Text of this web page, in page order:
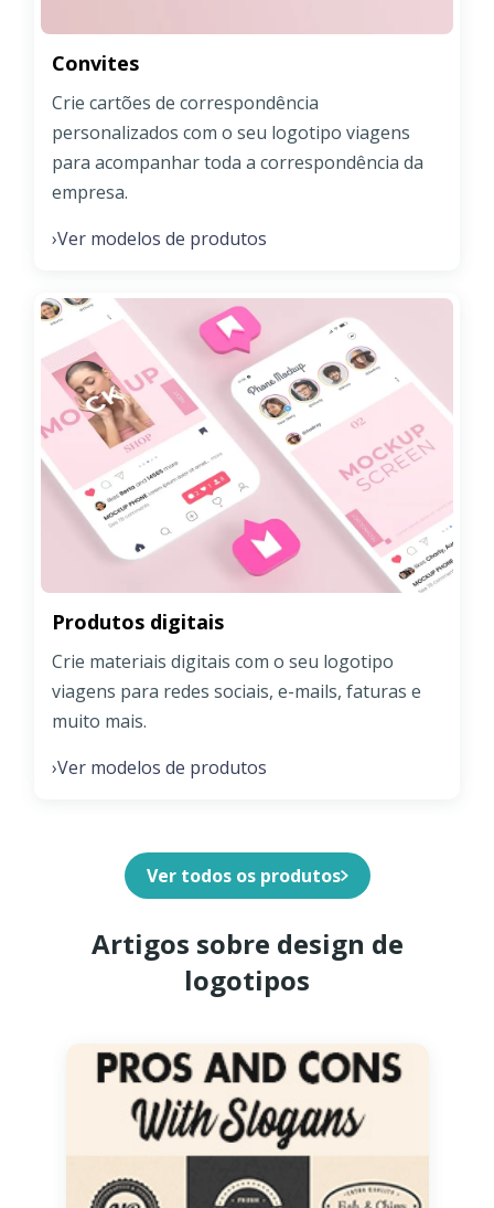
Convites
Crie cartões de correspondência
personalizados com o seu logotipo viagens
para acompanhar toda a correspondência da
empresa.
›Ver modelos de produtos
Produtos digitais
Crie materiais digitais com o seu logotipo
viagens para redes sociais, e-mails, faturas e
muito mais.
›Ver modelos de produtos
Ver todos os produtos
Artigos sobre design de
logotipos